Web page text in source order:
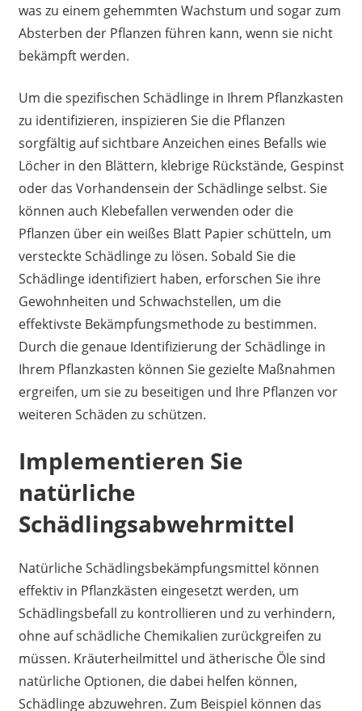
was zu einem gehemmten Wachstum und sogar zum
Absterben der Pflanzen führen kann, wenn sie nicht
bekämpft werden.
Um die spezifischen Schädlinge in Ihrem Pflanzkasten
zu identifizieren, inspizieren Sie die Pflanzen
sorgfältig auf sichtbare Anzeichen eines Befalls wie
Löcher in den Blättern, klebrige Rückstände, Gespinst
oder das Vorhandensein der Schädlinge selbst. Sie
können auch Klebefallen verwenden oder die
Pflanzen über ein weißes Blatt Papier schütteln, um
versteckte Schädlinge zu lösen. Sobald Sie die
Schädlinge identifiziert haben, erforschen Sie ihre
Gewohnheiten und Schwachstellen, um die
effektivste Bekämpfungsmethode zu bestimmen.
Durch die genaue Identifizierung der Schädlinge in
Ihrem Pflanzkasten können Sie gezielte Maßnahmen
ergreifen, um sie zu beseitigen und Ihre Pflanzen vor
weiteren Schäden zu schützen.
Implementieren Sie
natürliche
Schädlingsabwehrmittel
Natürliche Schädlingsbekämpfungsmittel können
effektiv in Pflanzkästen eingesetzt werden, um
Schädlingsbefall zu kontrollieren und zu verhindern,
ohne auf schädliche Chemikalien zurückgreifen zu
müssen. Kräuterheilmittel und ätherische Öle sind
natürliche Optionen, die dabei helfen können,
Schädlinge abzuwehren. Zum Beispiel können das